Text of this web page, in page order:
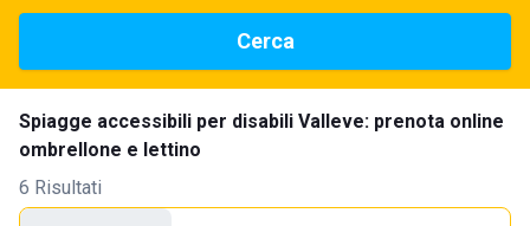
Cerca
Spiagge accessibili per disabili Valleve: prenota online
ombrellone e lettino
6 Risultati